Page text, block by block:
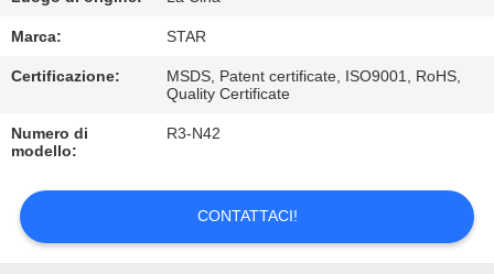
CONTATTICI
NOTIZIE
CASI
Marca: STAR
Certificazione:
MSDS, Patent certificate, ISO9001, RoHS,
Quality Certificate
Numero di
modello:
R3-N42
CONTATTACI!